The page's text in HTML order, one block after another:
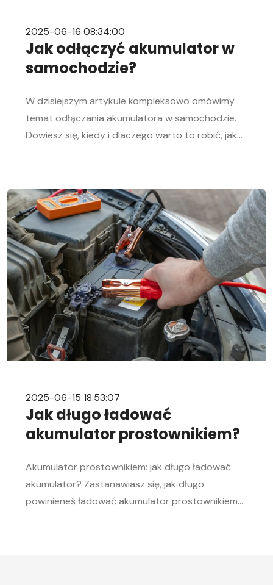
2025-06-16 08:34:00
Jak odłączyć akumulator w
samochodzie?
W dzisiejszym artykule kompleksowo omówimy
temat odłączania akumulatora w samochodzie.
Dowiesz się, kiedy i dlaczego warto to robić, jak
pomoże Ci sprawnie przeprowadzić tę czynność,
niezależnie od Twojego doświadczenia w
mechanice samochodowej. Objawy
rozładowanego akumulatora Rozładowanie
akumulatora w aucie to problem, którego żaden
kierowca […]
2025-06-15 18:53:07
Jak długo ładować
akumulator prostownikiem?
Akumulator prostownikiem: jak długo ładować
akumulator? Zastanawiasz się, jak długo
powinieneś ładować akumulator prostownikiem?